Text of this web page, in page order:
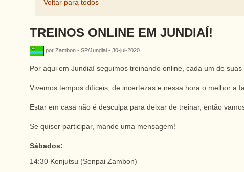
Voltar para todos
TREINOS ONLINE EM JUNDIAÍ!
por Zambon - SP/Jundiai - 30-jul-2020
Por aqui em Jundiaí seguimos treinando online, cada um de
Vivemos tempos difíceis, de incertezas e nessa hora o melhor a
Estar em casa não é desculpa para deixar de treinar, então
Se quiser participar, mande uma mensagem!
Sábados:
14:30 Kenjutsu (Senpai Zambon)